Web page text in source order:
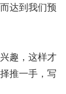
达到我们预
趣，这样才
推一手，写